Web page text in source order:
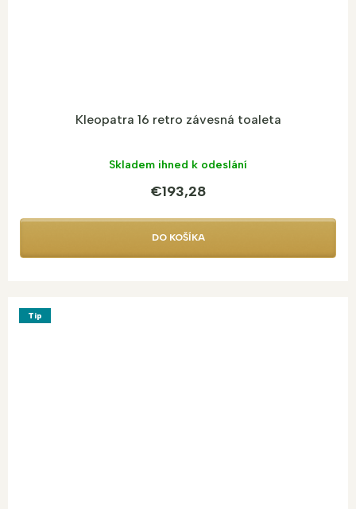
Kleopatra 16 retro závesná toaleta
Skladem ihned k odeslání
€193,28
DO KOŠÍKA
Tip